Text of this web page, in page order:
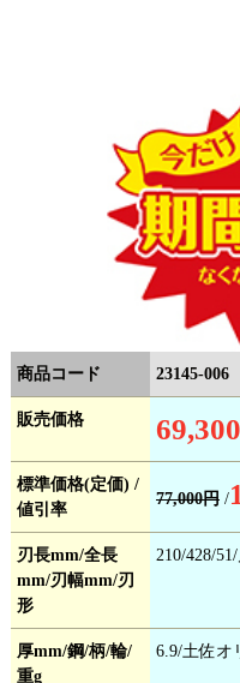
商品コード 23145-006
販売価格
標準価格(定価) /
値引率
77,000円 /
刃長mm/全長
mm/刃幅mm/刃
形
210/428/
厚mm/鋼/柄/輪/
重g
6.9/土佐オ